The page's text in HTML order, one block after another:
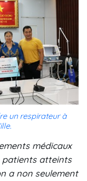
un respirateur à
médicaux
patients atteints
a non seulement